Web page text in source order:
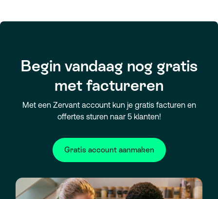
Begin vandaag nog gratis
met factureren
Met een Zervant account kun je gratis facturen en
offertes sturen naar 5 klanten!
Gratis account aanmaken